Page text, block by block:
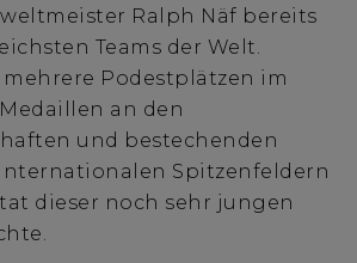
Ralph Näf bereits
Teams der Welt.
Podestplätzen im
an den
und bestechenden
Spitzenfeldern
dieser noch sehr jungen